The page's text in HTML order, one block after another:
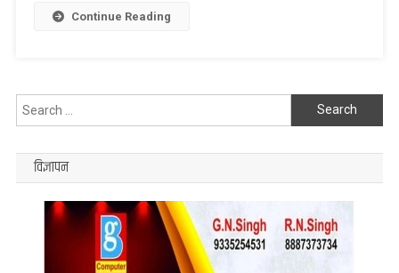
सेवा
मिलेगा
Continue Reading
Search
for:
विज्ञापन